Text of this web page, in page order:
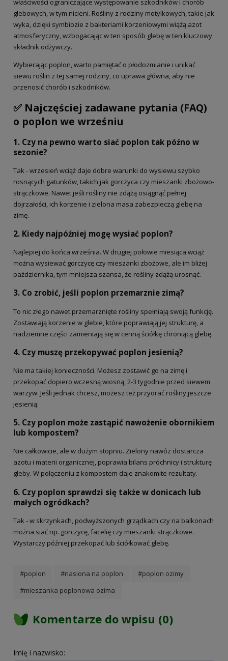
właściwości ograniczające występowanie szkodników i chorób
glebowych, w tym nicieni. Rośliny z rodziny motylkowych, takie jak
wyka, dzięki symbiozie z bakteriami korzeniowymi wiążą azot
atmosferyczny, wzbogacając w ten sposób glebę w ten kluczowy
składnik odżywczy.
Wybierając poplon, warto pamiętać o płodozmianie i unikać
siewu roślin z tej samej rodziny, co uprawa główna, aby nie
przenosić chorób i szkodników.
✅ Najczęściej zadawane pytania (FAQ)
o poplon we wrześniu
1. Czy na pewno warto siać poplon tak późno w
sezonie?
Tak - wrzesień wciąż daje dobre warunki do wysiewu szybko
rosnących gatunków, takich jak gorczyca czy mieszanki zbożowo-
strączkowe. Nawet jeśli rośliny nie zdążą osiągnąć pełnej
dojrzałości, ich korzenie i zielona masa zabezpieczą glebę na
zimę.
2. Kiedy najpóźniej mogę wysiać poplon?
Najlepiej do końca września. W drugiej połowie miesiąca wciąż
można wysiewać gorczycę czy mieszanki zbożowe, ale im bliżej
października, tym mniejsza szansa, że rośliny zdążą urosnąć.
3. Co zrobić, jeśli poplon przemarznie zimą?
To nic złego nawet przemarznięte rośliny spełniają swoją funkcję.
Zostawiają korzenie w glebie, które poprawiają jej strukturę, a
nadziemne części zamieniają się w cenną ściółkę chroniącą glebę.
4. Czy muszę przekopywać poplon jesienią?
Nie ma takiej konieczności. Możesz zostawić go na zimę i
przekopać dopiero wczesną wiosną, 2-3 tygodnie przed siewem
warzyw. Jeśli jednak chcesz, możesz też przyorać rośliny jeszcze
jesienią.
5. Czy poplon może zastąpić nawożenie obornikiem
lub kompostem?
Nie całkowicie, ale w dużym stopniu. Zielony nawóz dostarcza
azotu i materii organicznej, poprawia bilans próchnicy i strukturę
gleby. W połączeniu z kompostem daje znakomite rezultaty.
6. Czy poplon sprawdzi się także w donicach lub
małych ogródkach?
Tak - w skrzynkach, podwyższonych grządkach czy na balkonach
można siać np. gorczycę, facelię czy mieszanki strączkowe.
Wystarczy później przekopać lub ściółkować glebę.
#poplon #nasiona na poplon
#poplon ozimy
#mieszanka poplonowa ozima
Komentarze do wpisu (0)
Imię i nazwisko: